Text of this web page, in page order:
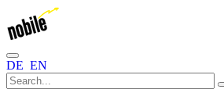
DE EN